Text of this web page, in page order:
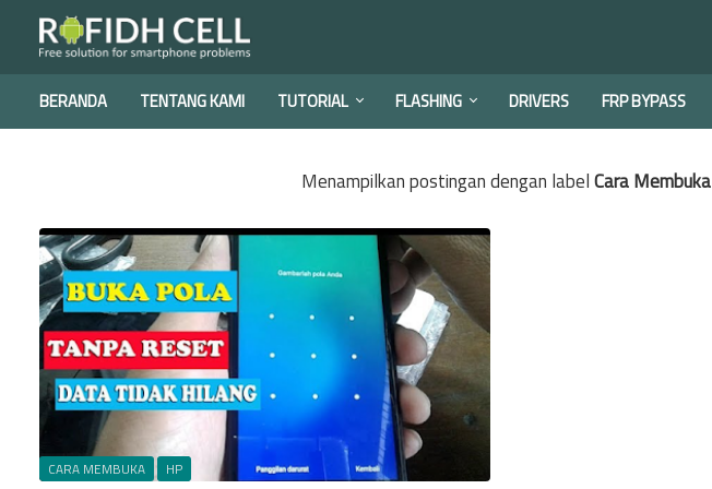
BERANDA TENTANG KAMI TUTORIAL FLASHING DRIVERS FRP BYPASS
Menampilkan postingan dengan labelCara Membuka
CARA MEMBUKA HP